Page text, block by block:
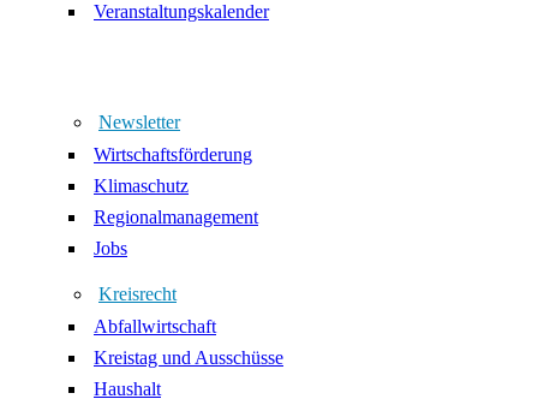
Veranstaltungskalender
Newsletter
Wirtschaftsförderung
Klimaschutz
Regionalmanagement
Jobs
Kreisrecht
Abfallwirtschaft
Kreistag und Ausschüsse
Haushalt